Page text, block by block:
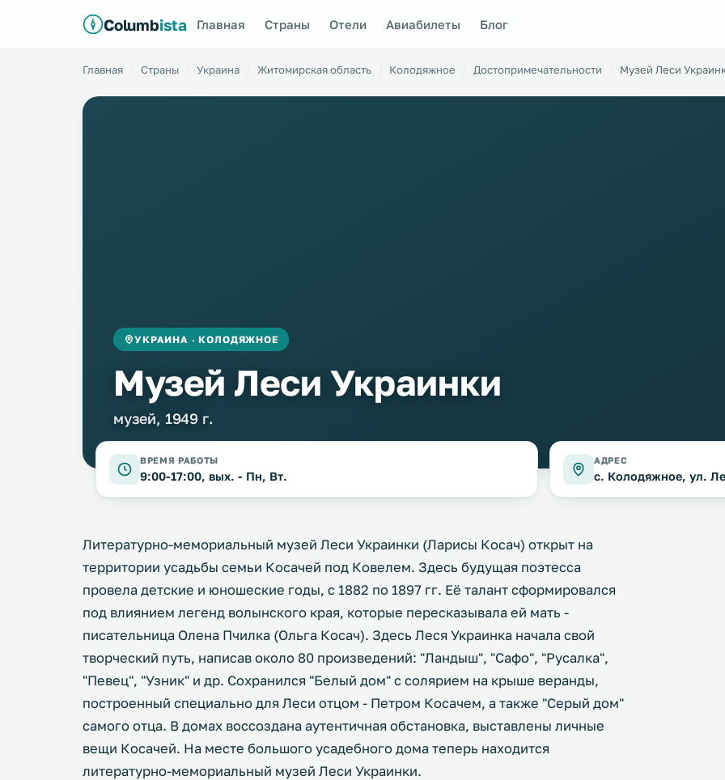
Columbista Главная Страны Отели Авиабилеты Блог
Главная Страны Украина Житомирская область Колодяжное Достопримечательности Музей Леси
УКРАИНА · КОЛОДЯЖНОЕ
Музей Леси Украинки
музей, 1949 г.
ВРЕМЯ РАБОТЫ
9:00-17:00, вых. - Пн, Вт.
АДРЕС
с. Колодяжное, ул.
Литературно-мемориальный музей Леси Украинки (Ларисы Косач) открыт на
территории усадьбы семьи Косачей под Ковелем. Здесь будущая поэтесса
провела детские и юношеские годы, с 1882 по 1897 гг. Её талант сформировался
под влиянием легенд волынского края, которые пересказывала ей мать -
писательница Олена Пчилка (Ольга Косач). Здесь Леся Украинка начала свой
творческий путь, написав около 80 произведений: "Ландыш", "Сафо", "Русалка",
"Певец", "Узник" и др. Сохранился "Белый дом" с солярием на крыше веранды,
построенный специально для Леси отцом - Петром Косачем, а также "Серый дом"
самого отца. В домах воссоздана аутентичная обстановка, выставлены личные
вещи Косачей. На месте большого усадебного дома теперь находится
литературно-мемориальный музей Леси Украинки.